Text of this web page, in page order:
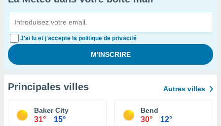
J'ai lu et j'accepte la politique de privacité
Principales villes Autres villes
Baker City
31° 15°
Bend
30° 12°